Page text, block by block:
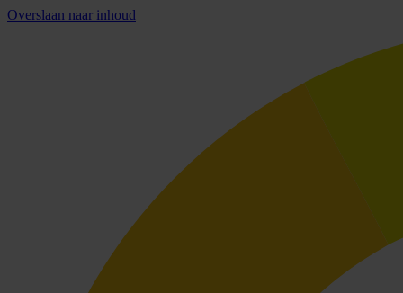
Overslaan naar inhoud